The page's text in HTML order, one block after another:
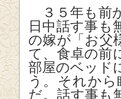
３５年も前
日中話す事も
の嫁が「お父
て、食卓の前
部屋のベッド
う。それか
だ。話す事も